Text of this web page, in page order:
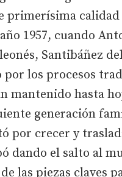
primerísima
1957, cuando
Santibáñez
los procesos
mantenido hasta
generación
por crecer y
dando el salto al
las piezas claves